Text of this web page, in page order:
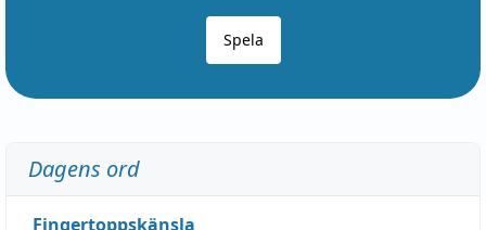
Spela
Dagens ord
Fingertoppskänsla